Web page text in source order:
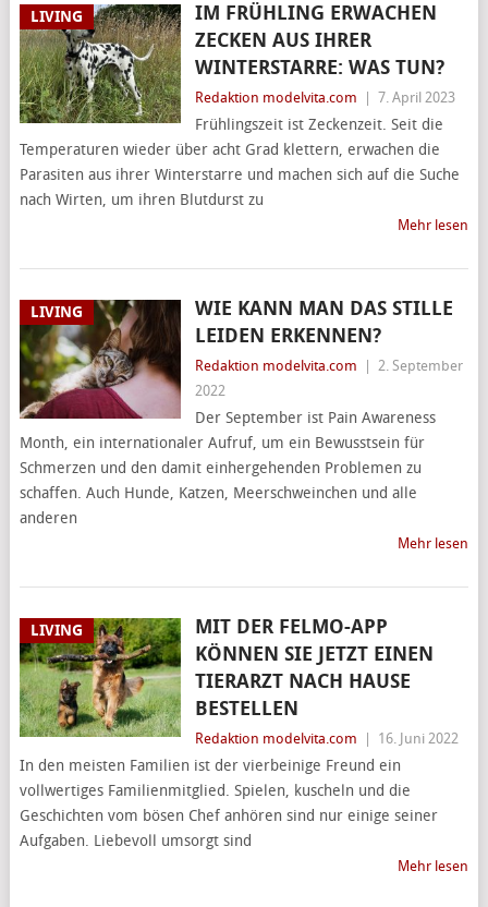
LIVING
IM FRÜHLING ERWACHEN
ZECKEN AUS IHRER
WINTERSTARRE: WAS TUN?
Redaktion modelvita.com 7. April 2023
Frühlingszeit ist Zeckenzeit. Seit die
Temperaturen wieder über acht Grad klettern, erwachen die
Parasiten aus ihrer Winterstarre und machen sich auf die Suche
nach Wirten, um ihren Blutdurst zu
Mehr lesen
LIVING
WIE KANN MAN DAS STILLE
LEIDEN ERKENNEN?
Redaktion modelvita.com
2. September
2022
Der September ist Pain Awareness
Month, ein internationaler Aufruf, um ein Bewusstsein für
Schmerzen und den damit einhergehenden Problemen zu
schaffen. Auch Hunde, Katzen, Meerschweinchen und alle
anderen
Mehr lesen
LIVING
MIT DER FELMO-APP
KÖNNEN SIE JETZT EINEN
TIERARZT NACH HAUSE
BESTELLEN
Redaktion modelvita.com 16. Juni 2022
In den meisten Familien ist der vierbeinige Freund ein
vollwertiges Familienmitglied. Spielen, kuscheln und die
Geschichten vom bösen Chef anhören sind nur einige seiner
Aufgaben. Liebevoll umsorgt sind
Mehr lesen